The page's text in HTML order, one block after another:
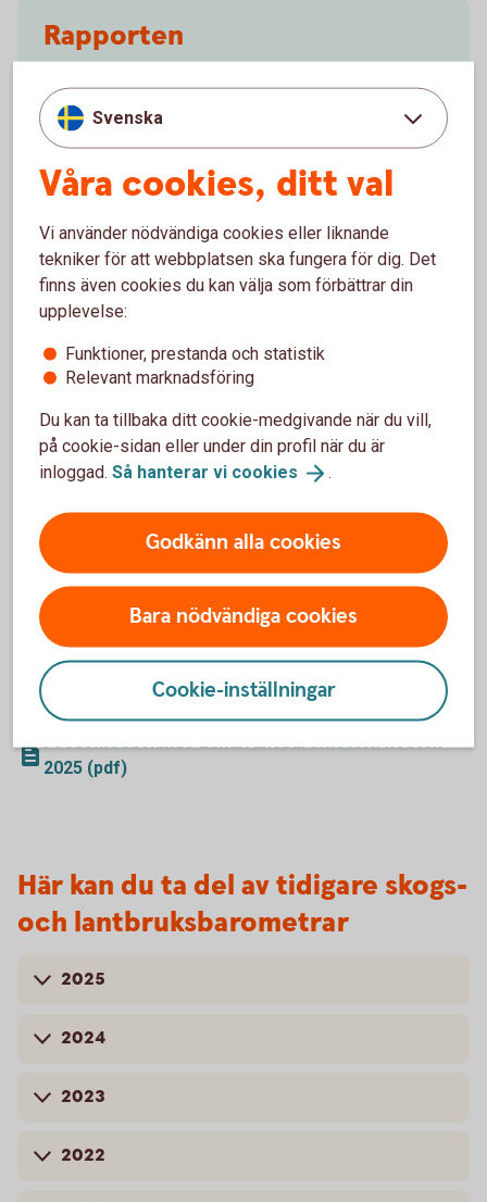
Rapporten
Lantbruksbarometern våren 2026 (pdf)
Pressmeddelande
Pressmeddelande Lantbruksbarometern
Skogsbarometern 2025
Pressmeddelande Skogsbarometern 2025 (pdf)
Lantbruksbarometern hösten
2025
Lantbruksbarometern hösten 2025 (pdf)
Pressmeddelande Lantbruksbarometern hösten
2025 (pdf)
Här kan du ta del av tidigare skogs-
och lantbruksbarometrar
2025
2024
2023
2022
Svenska
Våra cookies, ditt val
Vi använder nödvändiga cookies eller liknande
tekniker för att webbplatsen ska fungera för dig. Det
finns även cookies du kan välja som förbättrar din
upplevelse:
Funktioner, prestanda och statistik
Relevant marknadsföring
Du kan ta tillbaka ditt cookie-medgivande när du vill,
på cookie-sidan eller under din profil när du är
inloggad. Så hanterar vi cookies .
Godkänn alla cookies
Bara nödvändiga cookies
Cookie-inställningar